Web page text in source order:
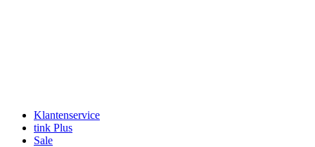
Klantenservice
tink Plus
Sale